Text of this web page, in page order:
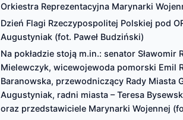
Orkiestra Reprezentacyjna Marynarki
Dzień Flagi Rzeczypospolitej Polskiej pod
Augustyniak (fot. Paweł Budziński)
Na pokładzie stoją m.in.: senator
Mielewczyk, wicewojewoda pomorski Emil
Baranowska, przewodniczący Rady Miasta
Augustyniak, radni miasta – Teresa
oraz przedstawiciele Marynarki Wojennej